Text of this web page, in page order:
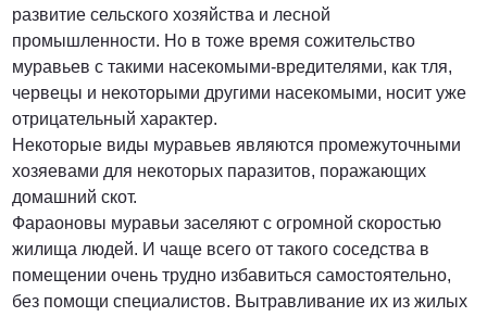
развитие сельского хозяйства и лесной
промышленности. Но в тоже время сожительство
муравьев с такими насекомыми-вредителями, как тля,
червецы и некоторыми другими насекомыми, носит уже
отрицательный характер.
Некоторые виды муравьев являются промежуточными
хозяевами для некоторых паразитов, поражающих
домашний скот.
Фараоновы муравьи заселяют с огромной скоростью
жилища людей. И чаще всего от такого соседства в
помещении очень трудно избавиться самостоятельно,
без помощи специалистов. Вытравливание их из жилых